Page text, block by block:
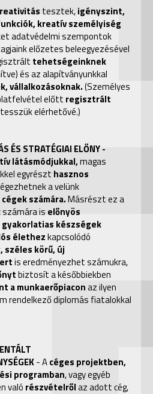
tesztek,igényszint,
kreatív személyiség
adatvédelmi szempontok
előzetes beleegyezésével
tehetségeinknek
és azalapítványunkkal
vállalkozásoknak.(Személyes
előtt regisztrált
tesszük elérhetővé.)
ÉS STRATÉGIAI ELŐNY -
látásmódjukkal,magas
egyrészt hasznos
a velünk
cégek számára.Másrészt ez a
számára is előnyös
készségek
élethezkapcsolódó
körű, új
is eredményezhet számukra,
biztosít a későbbiekben
a munkaerőpiaconaz ilyen
rendelkező diplomás fiatalokkal
- Acéges projektben,
programban, vagy egyéb
való részvételrőlaz adott cég,